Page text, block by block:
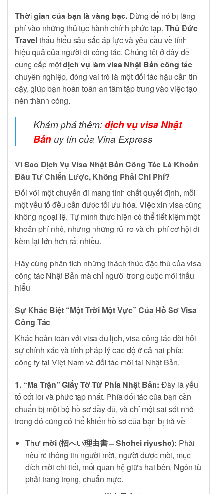
Thời gian của bạn là vàng bạc.Đừng để nó bị lãng
phí vào những thủ tục hành chính phức tạp. Thủ Đức
Travelthấu hiểu sâu sắc áp lực và yêu cầu về tính
hiệu quả của người đi công tác. Chúng tôi ở đây để
cung cấp mộtdịch vụ làm visa Nhật Bản công tác
chuyên nghiệp, đóng vai trò là một đối tác hậu cần tin
cậy, giúp bạn hoàn toàn an tâm tập trung vào việc tạo
nên thành công.
Khám phá thêm:dịch vụ visa Nhật
Bảnuy tín của Vina Express
Vì Sao Dịch Vụ Visa Nhật Bản Công Tác Là Khoản
Đầu Tư Chiến Lược, Không Phải Chi Phí?
Đối với một chuyến đi mang tính chất quyết định, mỗi
một yếu tố đều cần được tối ưu hóa. Việc xin visa cũng
không ngoại lệ. Tự mình thực hiện có thể tiết kiệm một
khoản phí nhỏ, nhưng những rủi ro và chi phí cơ hội đi
kèm lại lớn hơn rất nhiều.
Hãy cùng phân tích những thách thức đặc thù của visa
công tác Nhật Bản mà chỉ người trong cuộc mới thấu
hiểu.
Sự Khác Biệt “Một Trời Một Vực” Của Hồ Sơ Visa
Công Tác
Khác hoàn toàn với visa du lịch, visa công tác đòi hỏi
sự chính xác và tính pháp lý cao độ ở cả hai phía:
công ty tại Việt Nam và đối tác mời tại Nhật Bản.
1. “Ma Trận” Giấy Tờ Từ Phía Nhật Bản: Đây là yếu
tố cốt lõi và phức tạp nhất. Phía đối tác của bạn cần
chuẩn bị một bộ hồ sơ đầy đủ, và chỉ một sai sót nhỏ
trong đó cũng có thể khiến hồ sơ của bạn bị trả về.
Thư mời (招へい理由書 – Shohei riyusho): Phải
nêu rõ thông tin người mời, người được mời, mục
đích mời chi tiết, mối quan hệ giữa hai bên. Ngôn từ
phải trang trọng, chuẩn mực.